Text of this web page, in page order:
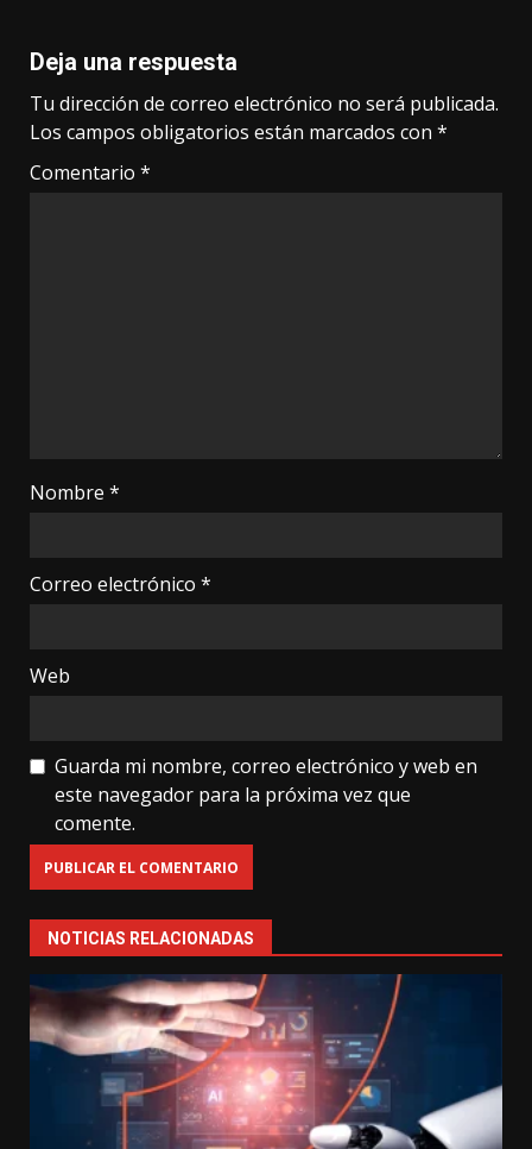
Deja una respuesta
Tu dirección de correo electrónico no será publicada.
Los campos obligatorios están marcados con *
Comentario *
Nombre *
Correo electrónico *
Web
Guarda mi nombre, correo electrónico y web en
este navegador para la próxima vez que
comente.
NOTICIAS RELACIONADAS